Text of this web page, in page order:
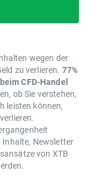
wegen der
zu verlieren. 77%
CFD-Handel
ob Sie verstehen,
leisten können,
Newsletter
von XTB